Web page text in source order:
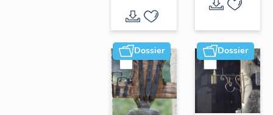
Dossier Dossier